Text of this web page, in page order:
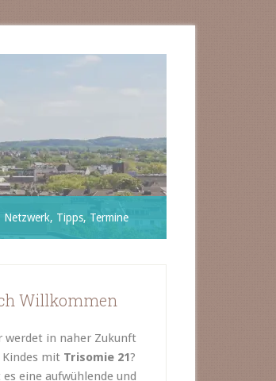
Netzwerk, Tipps, Termine
Willkommen
werdet in naher Zukunft
mit Trisomie 21?
eine aufwühlende und